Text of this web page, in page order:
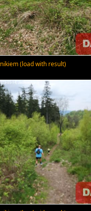
(load with result)